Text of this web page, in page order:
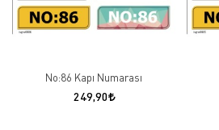
No:86 Kapı Numarası
249,90